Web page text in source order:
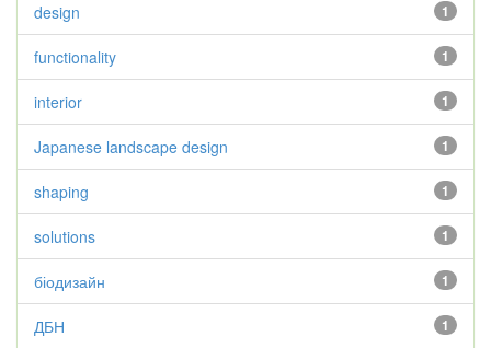
1
design
1
functionality
1
interior
1
Japanese landscape design
1
shaping
1
solutions
1
біодизайн
1
ДБН